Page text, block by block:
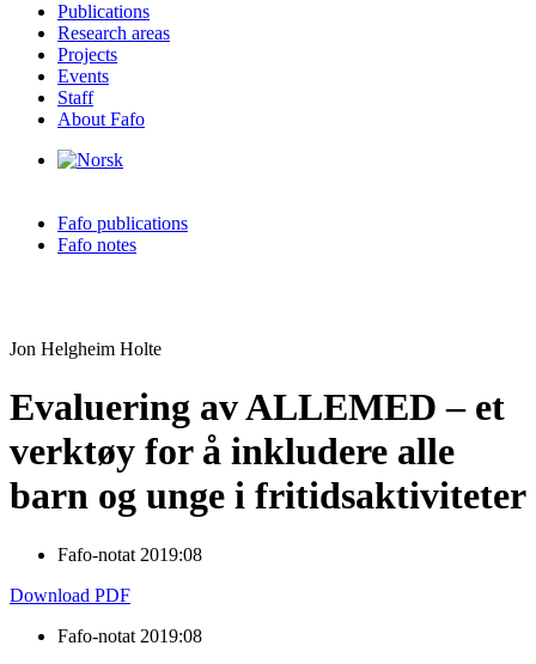
Publications
Research areas
Projects
Events
Staff
About Fafo
Fafo publications
Fafo notes
Jon Helgheim Holte
Evaluering av ALLEMED – et
verktøy for å inkludere alle
barn og unge i fritidsaktiviteter
Fafo-notat 2019:08
Download PDF
Fafo-notat 2019:08